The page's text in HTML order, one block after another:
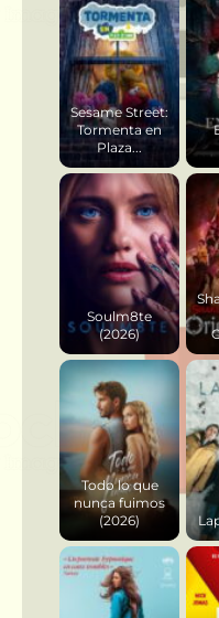
Sesame Street:
Tormenta en
Plaza...
Soulm8te
(2026)
Todo lo que
nunca fuimos
(2026)